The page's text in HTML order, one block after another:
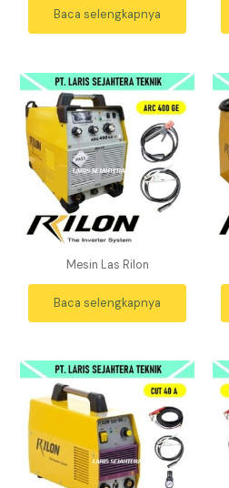
Baca selengkapnya
Mesin Las Rilon
Baca selengkapnya